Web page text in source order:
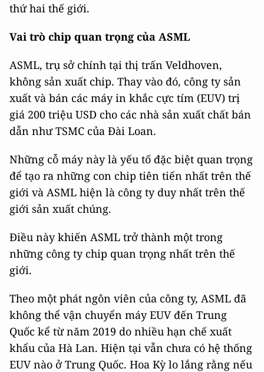
thứ hai thế giới.
Vai trò chip quan trọng của ASML
ASML, trụ sở chính tại thị trấn Veldhoven,
không sản xuất chip. Thay vào đó, công ty sản
xuất và bán các máy in khắc cực tím (EUV) trị
giá 200 triệu USD cho các nhà sản xuất chất bán
dẫn như TSMC của Đài Loan.
Những cỗ máy này là yếu tố đặc biệt quan trọng
để tạo ra những con chip tiên tiến nhất trên thế
giới và ASML hiện là công ty duy nhất trên thế
giới sản xuất chúng.
Điều này khiến ASML trở thành một trong
những công ty chip quan trọng nhất trên thế
giới.
Theo một phát ngôn viên của công ty, ASML đã
không thể vận chuyển máy EUV đến Trung
Quốc kể từ năm 2019 do nhiều hạn chế xuất
khẩu của Hà Lan. Hiện tại vẫn chưa có hệ thống
EUV nào ở Trung Quốc. Hoa Kỳ lo lắng rằng nếu